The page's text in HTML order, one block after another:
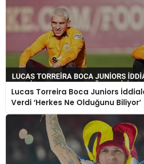
SIYASET
TEKNOLOJI
EĞITIM
MAGAZIN
SPOR
YAŞAM
Lucas Torreira Boca Juniors
Verdi ‘Herkes Ne Olduğunu Biliyor’